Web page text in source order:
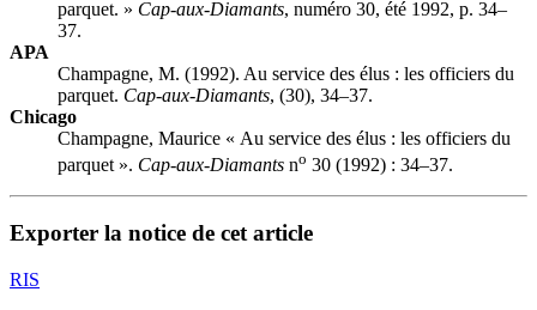
parquet. » Cap-aux-Diamants, numéro 30, été 1992, p. 34–
37.
APA
Champagne, M. (1992). Au service des élus : les officiers du
parquet. Cap-aux-Diamants, (30), 34–37.
Chicago
Champagne, Maurice « Au service des élus : les officiers du
parquet ». Cap-aux-Diamants no 30 (1992) : 34–37.
Exporter la notice de cet article
RIS